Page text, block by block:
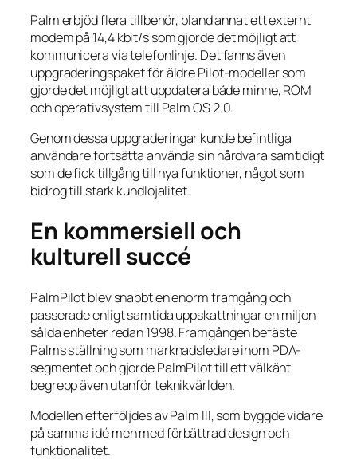
Palm erbjöd flera tillbehör, bland annat ett externt
modem på 14,4 kbit/s som gjorde det möjligt att
kommunicera via telefonlinje. Det fanns även
uppgraderingspaket för äldre Pilot-modeller som
gjorde det möjligt att uppdatera både minne, ROM
och operativsystem till Palm OS 2.0.
Genom dessa uppgraderingar kunde befintliga
användare fortsätta använda sin hårdvara samtidigt
som de fick tillgång till nya funktioner, något som
bidrog till stark kundlojalitet.
En kommersiell och
kulturell succé
PalmPilot blev snabbt en enorm framgång och
passerade enligt samtida uppskattningar en miljon
sålda enheter redan 1998. Framgången befäste
Palms ställning som marknadsledare inom PDA-
segmentet och gjorde PalmPilot till ett välkänt
begrepp även utanför teknikvärlden.
Modellen efterföljdes av Palm III, som byggde vidare
på samma idé men med förbättrad design och
funktionalitet.